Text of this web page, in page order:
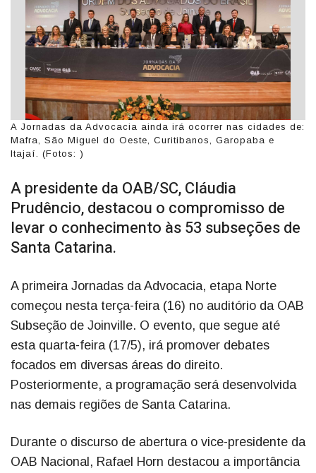
A Jornadas da Advocacia ainda irá ocorrer nas cidades de:
Mafra, São Miguel do Oeste, Curitibanos, Garopaba e
Itajaí. (Fotos: )
A presidente da OAB/SC, Cláudia
Prudêncio, destacou o compromisso de
levar o conhecimento às 53 subseções de
Santa Catarina.
A primeira Jornadas da Advocacia, etapa Norte
começou nesta terça-feira (16) no auditório da OAB
Subseção de Joinville. O evento, que segue até
esta quarta-feira (17/5), irá promover debates
focados em diversas áreas do direito.
Posteriormente, a programação será desenvolvida
nas demais regiões de Santa Catarina.
Durante o discurso de abertura o vice-presidente da
OAB Nacional, Rafael Horn destacou a importância